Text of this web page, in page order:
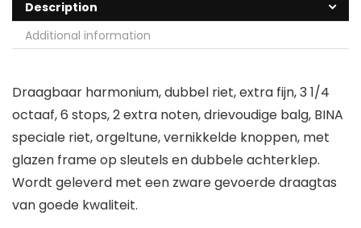
Description
Additional information
Draagbaar harmonium, dubbel riet, extra fijn, 3 1/4
octaaf, 6 stops, 2 extra noten, drievoudige balg, BINA
speciale riet, orgeltune, vernikkelde knoppen, met
glazen frame op sleutels en dubbele achterklep.
Wordt geleverd met een zware gevoerde draagtas
van goede kwaliteit.